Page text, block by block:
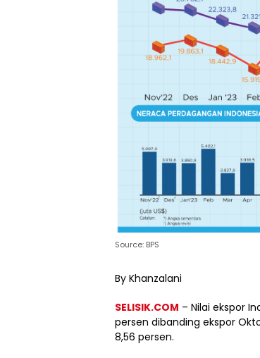
Source: BPS
By Khanzalani
SELISIK.COM – Nilai ekspor
persen dibanding ekspor
8,56 persen.